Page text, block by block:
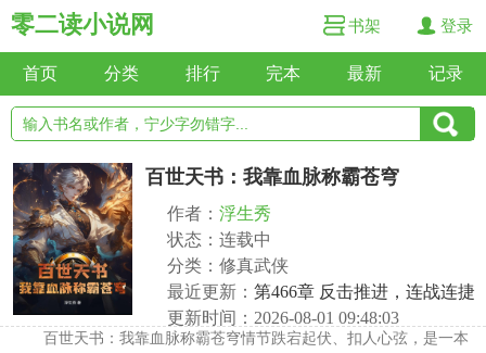
零二读小说网 书架 登录
首页 分类 排行 完本 最新 记录
百世天书：我靠血脉称霸苍穹
作者： 浮生秀
状态：连载中
分类：修真武侠
最近更新： 第466章 反击推进，连战连捷
更新时间：2026-08-01 09:48:03
百世天书：我靠血脉称霸苍穹情节跌宕起伏、扣人心弦，是一本